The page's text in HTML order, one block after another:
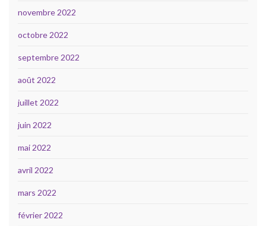
novembre 2022
octobre 2022
septembre 2022
août 2022
juillet 2022
juin 2022
mai 2022
avril 2022
mars 2022
février 2022